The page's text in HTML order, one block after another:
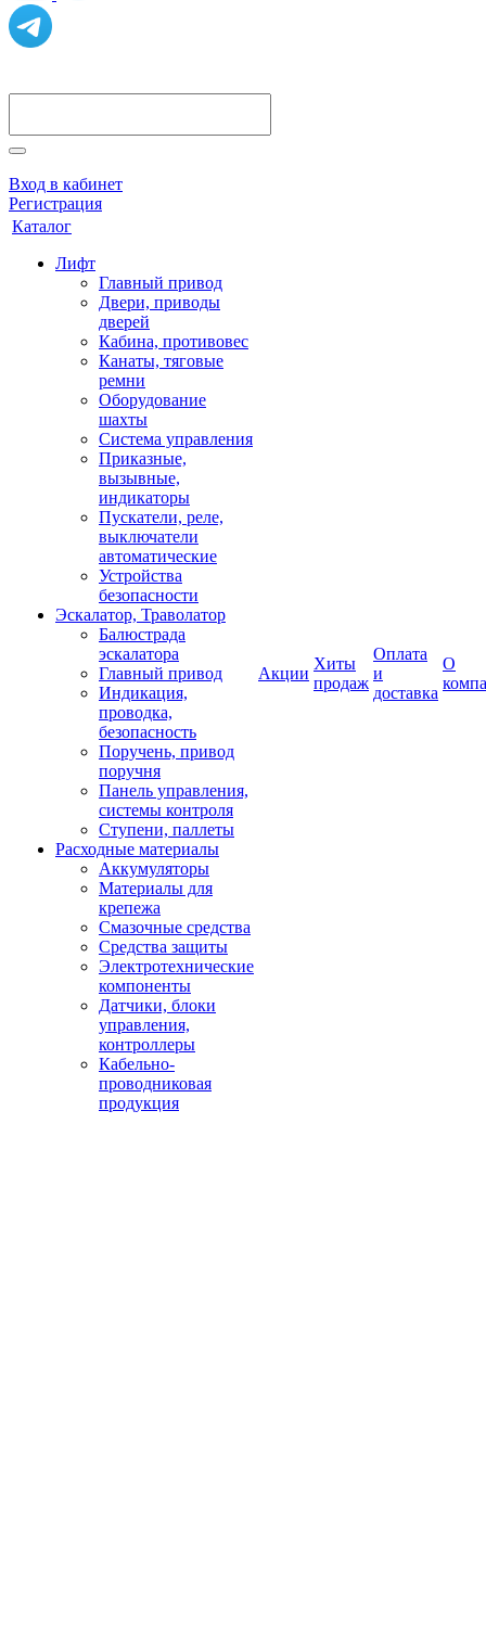
Вход в кабинет
Регистрация
Каталог
Лифт
Главный привод
Двери, приводы
дверей
Кабина, противовес
Канаты, тяговые
ремни
Оборудование
шахты
Система управления
Приказные,
вызывные,
индикаторы
Пускатели, реле,
выключатели
автоматические
Устройства
безопасности
Эскалатор, Траволатор
Балюстрада
эскалатора
Главный привод
Индикация,
проводка,
безопасность
Поручень, привод
поручня
Панель управления,
системы контроля
Ступени, паллеты
Расходные материалы
Аккумуляторы
Материалы для
крепежа
Смазочные средства
Средства защиты
Электротехнические
компоненты
Датчики, блоки
управления,
контроллеры
Кабельно-
проводниковая
продукция
Акции
Хиты
продаж
Оплата
и
доставка
О